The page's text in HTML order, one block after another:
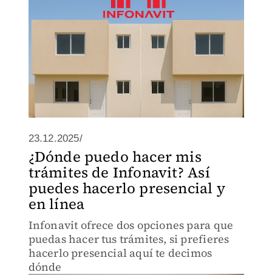
23.12.2025/
¿Dónde puedo hacer mis
trámites de Infonavit? Así
puedes hacerlo presencial y
en línea
Infonavit ofrece dos opciones para que
puedas hacer tus trámites, si prefieres
hacerlo presencial aquí te decimos
dónde